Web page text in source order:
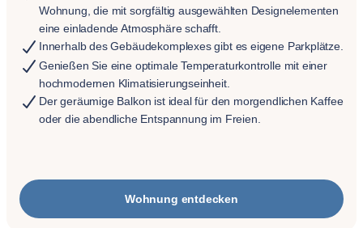
Wohnung, die mit sorgfältig ausgewählten Designelementen
eine einladende Atmosphäre schafft.
Innerhalb des Gebäudekomplexes gibt es eigene Parkplätze.
Genießen Sie eine optimale Temperaturkontrolle mit einer
hochmodernen Klimatisierungseinheit.
Der geräumige Balkon ist ideal für den morgendlichen Kaffee
oder die abendliche Entspannung im Freien.
Wohnung entdecken